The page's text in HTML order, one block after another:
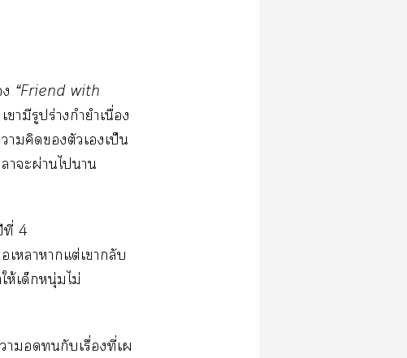
“Friend with
มีรูปร่างกำยำเนื่อง
าคิดตัวเเป็น
าะผ่านไา
ที่ 4
หลาาแต่เากลับ
ห้เด็กหนุ่มไม่
กับเรื่องที่เผ